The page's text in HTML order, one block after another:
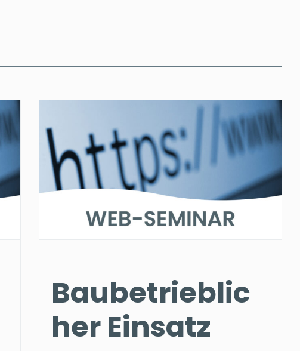
Baubetrieblic
her Einsatz